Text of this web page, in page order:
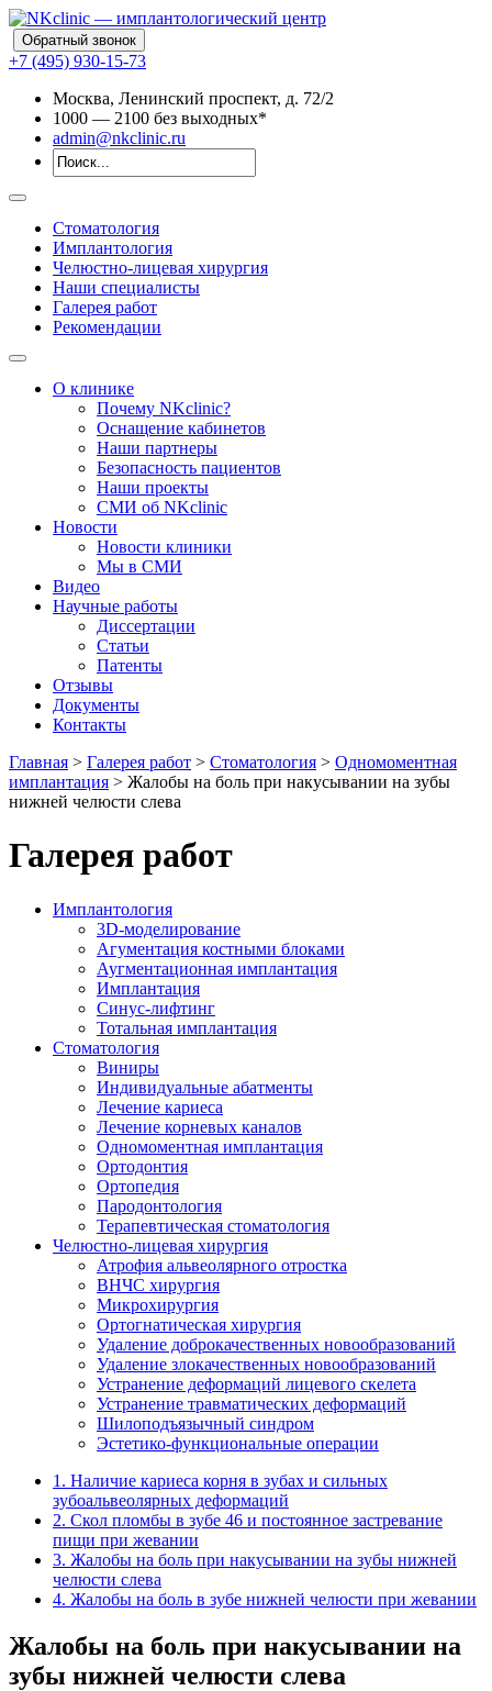
Обратный звонок
+7 (495) 930-15-73
Москва, Ленинский проспект, д. 72/2
1000 — 2100 без выходных*
admin@nkclinic.ru
Стоматология
Имплантология
Челюстно-лицевая хирургия
Наши специалисты
Галерея работ
Рекомендации
О клинике
Почему NKclinic?
Оснащение кабинетов
Наши партнеры
Безопасность пациентов
Наши проекты
СМИ об NKclinic
Новости
Новости клиники
Мы в СМИ
Видео
Научные работы
Диссертации
Статьи
Патенты
Отзывы
Документы
Контакты
Главная > Галерея работ > Стоматология > Одномоментная
имплантация > Жалобы на боль при накусывании на зубы
нижней челюсти слева
Галерея работ
Имплантология
3D-моделирование
Агументация костными блоками
Аугментационная имплантация
Имплантация
Синус-лифтинг
Тотальная имплантация
Стоматология
Виниры
Индивидуальные абатменты
Лечение кариеса
Лечение корневых каналов
Одномоментная имплантация
Ортодонтия
Ортопедия
Пародонтология
Терапевтическая стоматология
Челюстно-лицевая хирургия
Атрофия альвеолярного отростка
ВНЧС хирургия
Микрохирургия
Ортогнатическая хирургия
Удаление доброкачественных новообразований
Удаление злокачественных новообразований
Устранение деформаций лицевого скелета
Устранение травматических деформаций
Шилоподъязычный синдром
Эстетико-функциональные операции
1. Наличие кариеса корня в зубах и сильных
зубоальвеолярных деформаций
2. Скол пломбы в зубе 46 и постоянное застревание
пищи при жевании
3. Жалобы на боль при накусывании на зубы нижней
челюсти слева
4. Жалобы на боль в зубе нижней челюсти при жевании
Жалобы на боль при накусывании на
зубы нижней челюсти слева